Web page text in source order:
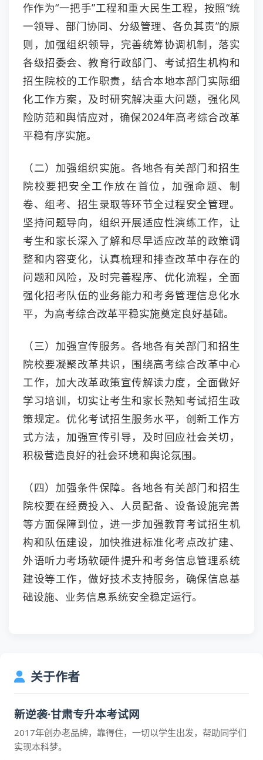
作作为“一把手”工程和重大民生工程，按照“统
一领导、部门协同、分级管理、各负其责”的原
则，加强组织领导，完善统筹协调机制，落实
各级招委会、教育行政部门、考试招生机构和
招生院校的工作职责，结合本地本部门实际细
化工作方案，及时研究解决重大问题，强化风
险防范和舆情应对，确保2024年高考综合改革
平稳有序实施。
（二）加强组织实施。各地各有关部门和招生
院校要把安全工作放在首位，加强命题、制
卷、组考、招生录取等环节全过程安全管理。
坚持问题导向，组织开展适应性演练工作，让
考生和家长深入了解和尽早适应改革的政策调
整和内容变化，认真梳理和排查改革中存在的
问题和风险，及时完善程序、优化流程，全面
强化招考队伍的业务能力和考务管理信息化水
平，为高考综合改革平稳实施奠定良好基础。
（三）加强宣传服务。各地各有关部门和招生
院校要凝聚改革共识，围绕高考综合改革中心
工作，加大改革政策宣传解读力度，全面做好
学习培训，切实让考生和家长熟知考试招生政
策规定。优化考试招生服务水平，创新工作方
式方法，加强宣传引导，及时回应社会关切，
积极营造良好的社会环境和舆论氛围。
（四）加强条件保障。各地各有关部门和招生
院校要在经费投入、人员配备、设备设施完善
等方面保障到位，进一步加强教育考试招生机
构和队伍建设，加快推进标准化考点改扩建、
外语听力考场软硬件提升和考务信息管理系统
建设等工作，做好技术支持服务，确保信息基
础设施、业务信息系统安全稳定运行。
关于作者
新逆袭·甘肃专升本考试网
2017年创办老品牌，靠得住，一切以学生出发，帮助同学们
实现本科梦。